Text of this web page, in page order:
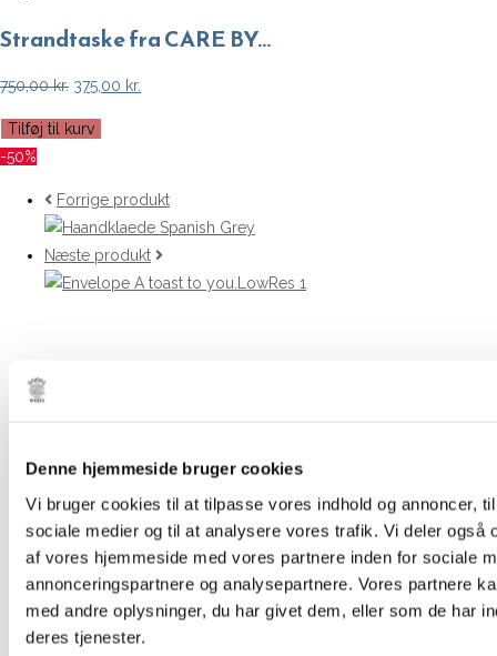
Denne hjemmeside bruger cookies
Vi bruger cookies til at tilpasse vores indhold og annoncer,
sociale medier og til at analysere vores trafik. Vi deler også
af vores hjemmeside med vores partnere inden for sociale
annonceringspartnere og analysepartnere. Vores partnere
med andre oplysninger, du har givet dem, eller som de har
deres tjenester.
Strandtaske fra CARE BY…
750,00kr. Den
pris
750,00 kr..
375,00 kr.
375,00 kr..
Strandtaske
fra
Tilføj til kurv
-50%
Forrige produkt
Næste produkt